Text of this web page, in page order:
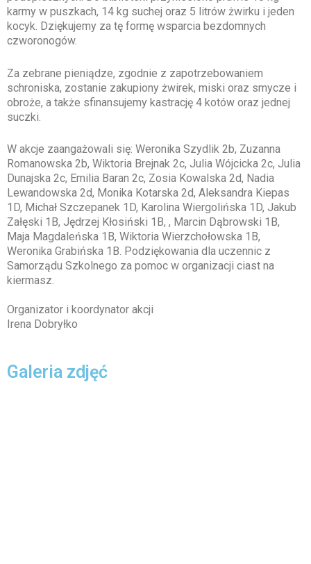
karmy w puszkach, 14 kg suchej oraz 5 litrów żwirku i jeden
kocyk. Dziękujemy za tę formę wsparcia bezdomnych
czworonogów.
Za zebrane pieniądze, zgodnie z zapotrzebowaniem
schroniska, zostanie zakupiony żwirek, miski oraz smycze i
obroże, a także sfinansujemy kastrację 4 kotów oraz jednej
suczki.
W akcje zaangażowali się: Weronika Szydlik 2b, Zuzanna
Romanowska 2b, Wiktoria Brejnak 2c, Julia Wójcicka 2c, Julia
Dunajska 2c, Emilia Baran 2c, Zosia Kowalska 2d, Nadia
Lewandowska 2d, Monika Kotarska 2d, Aleksandra Kiepas
1D, Michał Szczepanek 1D, Karolina Wiergolińska 1D, Jakub
Załęski 1B, Jędrzej Kłosiński 1B, , Marcin Dąbrowski 1B,
Maja Magdaleńska 1B, Wiktoria Wierzchołowska 1B,
Weronika Grabińska 1B. Podziękowania dla uczennic z
Samorządu Szkolnego za pomoc w organizacji ciast na
kiermasz.
Organizator i koordynator akcji
Irena Dobryłko
Galeria zdjęć